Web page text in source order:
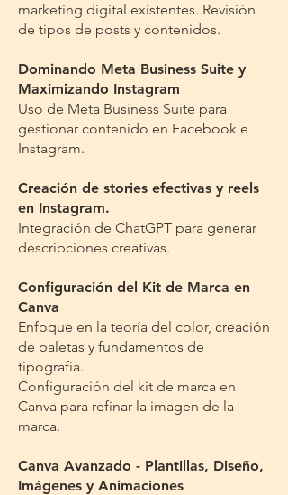
marketing digital existentes. Revisión
de tipos de posts y contenidos.
Dominando Meta Business Suite y
Maximizando Instagram
Uso de Meta Business Suite para
gestionar contenido en Facebook e
Instagram.
Creación de stories efectivas y reels
en Instagram.
Integración de ChatGPT para generar
descripciones creativas.
Configuración del Kit de Marca en
Canva
Enfoque en la teoría del color, creación
de paletas y fundamentos de
tipografía.
Configuración del kit de marca en
Canva para refinar la imagen de la
marca.
Canva Avanzado - Plantillas, Diseño,
Imágenes y Animaciones